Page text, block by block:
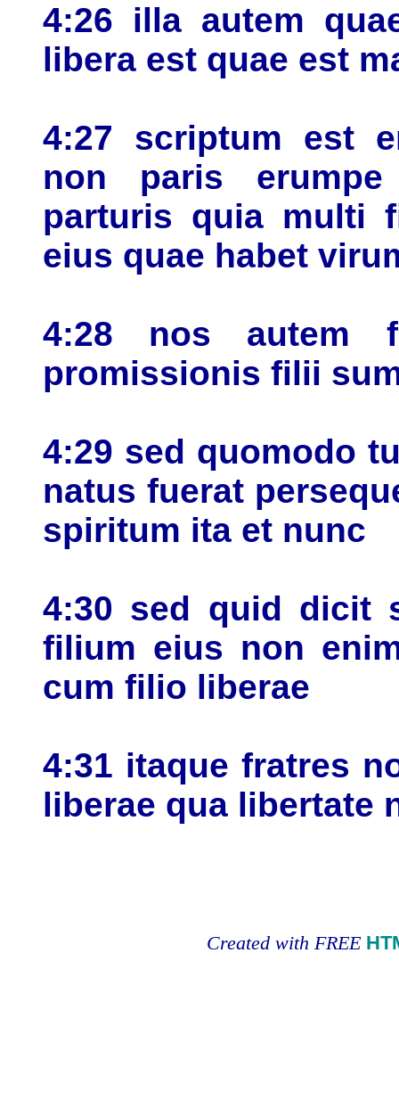
4:26 illa autem
libera est quae est
4:27 scriptum est
non paris
parturis quia multi
eius quae habet
4:28 nos autem
promissionis filii
4:29 sed quomodo
natus fuerat
spiritum ita et nunc
4:30 sed quid dicit
filium eius non
cum filio liberae
4:31 itaque fratres
liberae qua libertate
Created with FREE